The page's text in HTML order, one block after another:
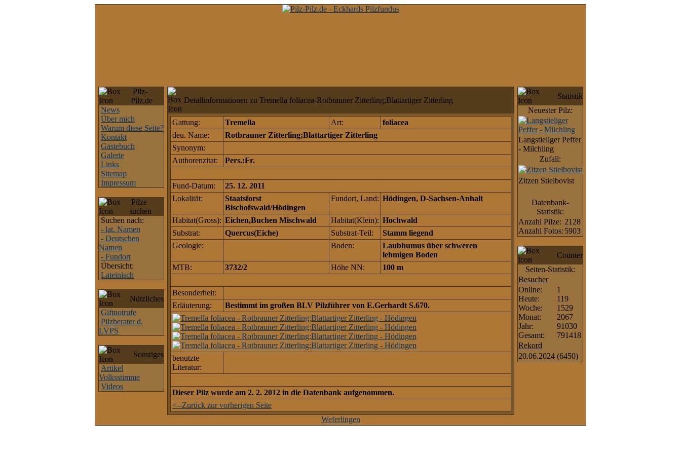
Pilz-
Pilz.de
News
Über mich
Warum diese Seite?
Kontakt
Gästebuch
Galerie
Links
Sitemap
Impressum
Pilze
suchen
Suchen nach:
- lat. Namen
- Deutschen
Namen
- Fundort
Übersicht:
Lateinisch
Nützliches
Giftnotrufe
Pilzberater d.
LVPS
Sonstiges
Artikel
Volksstimme
Videos
Detailinformationen zu Tremella foliacea-Rotbrauner Zitterling;Blattartiger Zitterling
Gattung: Tremella Art:
foliacea
deu. Name:
Rotbrauner Zitterling;Blattartiger Zitterling
Synonym:
Authorenzitat:
Pers.:Fr.
Fund-Datum:
25. 12. 2011
Lokalität:
Staatsforst
Bischofswald/Hödingen
Fundort, Land: Hödingen, D-Sachsen-Anhalt
Habitat(Gross): Eichen,Buchen Mischwald Habitat(Klein): Hochwald
Substrat:
Quercus(Eiche) Substrat-Teil:
Stamm liegend
Geologie:
Boden:
Laubhumus über schweren
lehmigen Boden
MTB:
3732/2 Höhe NN: 100 m
Besonderheit:
Erläuterung:
Bestimmt im großen BLV Pilzführer von E.Gerhardt S.670.
benutzte
Literatur:
Dieser Pilz wurde am 2. 2. 2012 in die Datenbank aufgenommen.
<--Zurück zur vorherigen Seite
Statistik
Neuester Pilz:
Langstieliger Peffer
- Milchling
Zufall:
Zitzen Stielbovist
Datenbank-
Statistik:
Anzahl Pilze:
Anzahl Fotos:
2128
5903
Counter
Seiten-Statistik:
Besucher
Online:
Heute:
Woche:
Monat:
Jahr:
Gesamt:
1
119
1529
2067
91030
791418
Rekord
20.06.2024 (6450)
Weferlingen